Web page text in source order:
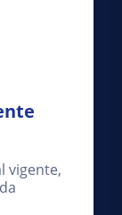
vigente,